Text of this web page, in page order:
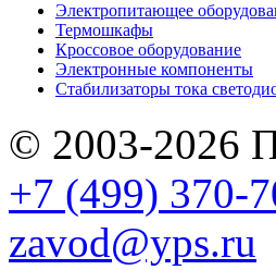
Электропитающее
Термошкафы
Кроссовое оборудование
Электронные компоненты
Стабилизаторы тока
© 2003-2026
+7 (499) 370-
zavod@yps.ru